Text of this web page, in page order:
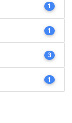
1
1
3
1